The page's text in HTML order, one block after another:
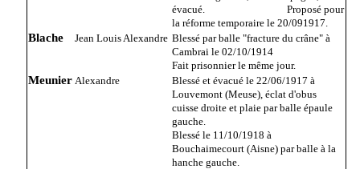
évacué. Proposé pour
la réforme temporaire le 20/091917.
Blache Jean Louis Alexandre Blessé par balle "fracture du crâne" à
Cambrai le 02/10/1914
Fait prisonnier le même jour.
Meunier Alexandre
Blessé et évacué le 22/06/1917 à
Louvemont (Meuse), éclat d'obus
cuisse droite et plaie par balle épaule
gauche.
Blessé le 11/10/1918 à
Bouchaimecourt (Aisne) par balle à la
hanche gauche.